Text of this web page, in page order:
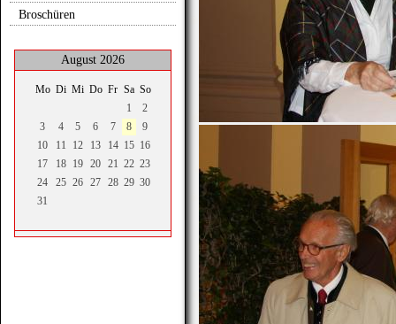
Broschüren
August 2026
Mo Di Mi Do Fr Sa So
1
2
3
4 5 6 7 8
9
10
11 12 13 14 15 16
17
18 19 20 21 22 23
24
25 26 27 28 29 30
31